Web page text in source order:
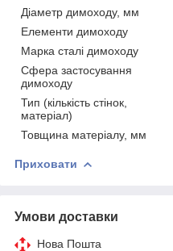
Діаметр димоходу, мм
Елементи димоходу
Марка сталі димоходу
Сфера застосування
димоходу
Тип (кількість стінок,
матеріал)
Товщина матеріалу, мм
Приховати
Умови доставки
Нова Пошта